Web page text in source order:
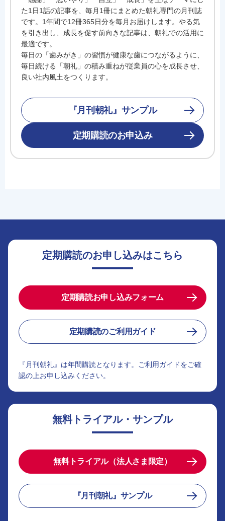
た1日1話の記事を、毎月1冊にまとめた朝礼専門の月刊誌
です。1年間で12冊365日分を毎月お届けします。やる気
を引き出し、成長を促す前向きな記事は、朝礼での活用に
最適です。
毎日の「歯みがき」の習慣が健康な歯につながるように、
毎日続ける「朝礼」の積み重ねが従業員の心を成長させ、
良い社内風土をつくります。
『月刊朝礼』サンプル
定期購読のお申込み
定期購読のお申し込みはこちら
定期購読お申し込みフォーム
定期購読のご利用ガイド
『月刊朝礼』は年間購読となります。ご利用ガイドをご確
認の上お申し込みください。
無料トライアル・サンプル
無料トライアル（法人さま限定）
『月刊朝礼』サンプル